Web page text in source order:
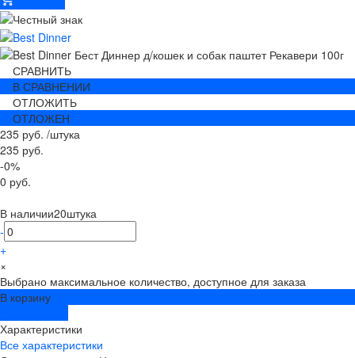
СРАВНИТЬ
В СРАВНЕНИИ
ОТЛОЖИТЬ
ОТЛОЖЕН
235 руб. /штука
235 руб.
-0%
0 руб.
В наличии20штука
-
+
×
Выбрано максимальное количество, доступное для заказа
В корзину
Характеристики
Все характеристики